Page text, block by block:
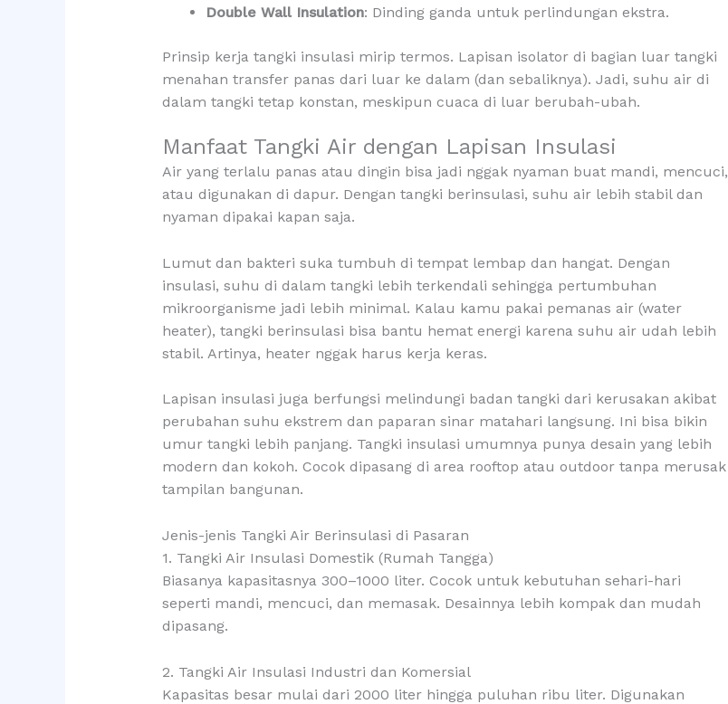
Double Wall Insulation: Dinding ganda untuk perlindungan ekstra.
Prinsip kerja tangki insulasi mirip termos. Lapisan isolator di bagian luar tangki
menahan transfer panas dari luar ke dalam (dan sebaliknya). Jadi, suhu air di
dalam tangki tetap konstan, meskipun cuaca di luar berubah-ubah.
Manfaat Tangki Air dengan Lapisan Insulasi
Air yang terlalu panas atau dingin bisa jadi nggak nyaman buat mandi, mencuci,
atau digunakan di dapur. Dengan tangki berinsulasi, suhu air lebih stabil dan
nyaman dipakai kapan saja.
Lumut dan bakteri suka tumbuh di tempat lembap dan hangat. Dengan
insulasi, suhu di dalam tangki lebih terkendali sehingga pertumbuhan
mikroorganisme jadi lebih minimal. Kalau kamu pakai pemanas air (water
heater), tangki berinsulasi bisa bantu hemat energi karena suhu air udah lebih
stabil. Artinya, heater nggak harus kerja keras.
Lapisan insulasi juga berfungsi melindungi badan tangki dari kerusakan akibat
perubahan suhu ekstrem dan paparan sinar matahari langsung. Ini bisa bikin
umur tangki lebih panjang. Tangki insulasi umumnya punya desain yang lebih
modern dan kokoh. Cocok dipasang di area rooftop atau outdoor tanpa merusak
tampilan bangunan.
Jenis-jenis Tangki Air Berinsulasi di Pasaran
1. Tangki Air Insulasi Domestik (Rumah Tangga)
Biasanya kapasitasnya 300–1000 liter. Cocok untuk kebutuhan sehari-hari
seperti mandi, mencuci, dan memasak. Desainnya lebih kompak dan mudah
dipasang.
2. Tangki Air Insulasi Industri dan Komersial
Kapasitas besar mulai dari 2000 liter hingga puluhan ribu liter. Digunakan